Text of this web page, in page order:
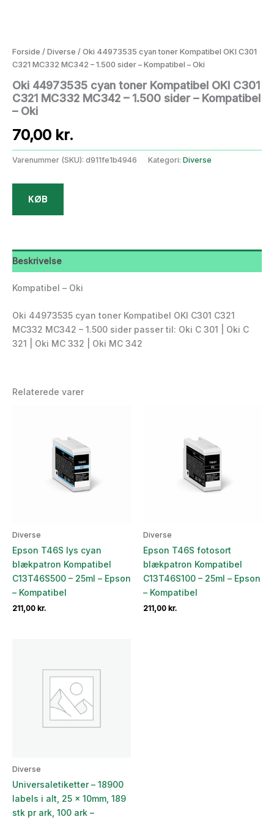
Forside / Diverse / Oki 44973535 cyan toner Kompatibel OKI C301
C321 MC332 MC342 – 1.500 sider – Kompatibel – Oki
Oki 44973535 cyan toner Kompatibel OKI C301
C321 MC332 MC342 – 1.500 sider – Kompatibel
– Oki
70,00 kr.
Varenummer (SKU): d911fe1b4946 Kategori: Diverse
KØB
Beskrivelse
Kompatibel – Oki
Oki 44973535 cyan toner Kompatibel OKI C301 C321
MC332 MC342 – 1.500 sider passer til: Oki C 301 | Oki C
321 | Oki MC 332 | Oki MC 342
Relaterede varer
Diverse
Epson T46S lys cyan
blækpatron Kompatibel
C13T46S500 – 25ml – Epson
– Kompatibel
211,00 kr.
Diverse
Epson T46S fotosort
blækpatron Kompatibel
C13T46S100 – 25ml – Epson
– Kompatibel
211,00 kr.
Diverse
Universaletiketter – 18900
labels i alt, 25 x 10mm, 189
stk pr ark, 100 ark –